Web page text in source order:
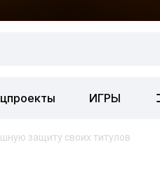
ИГРЫ
защиту своих титулов